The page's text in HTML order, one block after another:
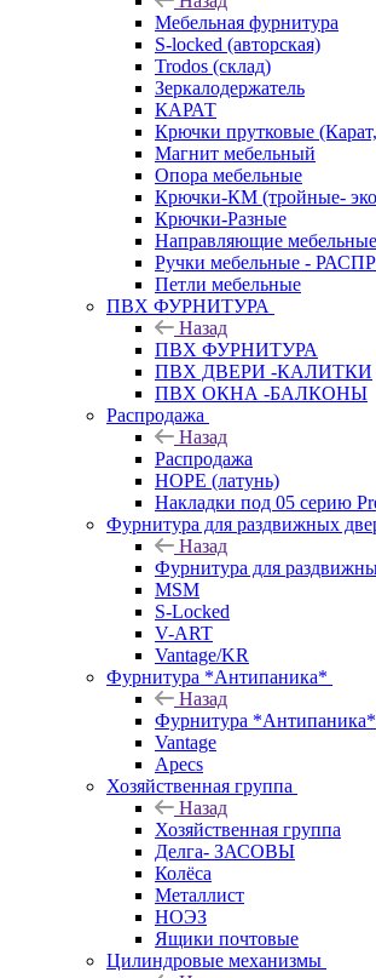
Мебельная фурнитура
S-locked (авторская)
Trodos (склад)
Зеркалодержатель
КАРАТ
Крючки прутковые
Магнит мебельный
Опора мебельные
Крючки-КМ (тройные-
Крючки-Разные
Направляющие
Ручки мебельные -
Петли мебельные
ПВХ ФУРНИТУРА
Назад
ПВХ ФУРНИТУРА
ПВХ ДВЕРИ -КАЛИТКИ
ПВХ ОКНА -БАЛКОНЫ
Распродажа
Назад
Распродажа
HOPE (латунь)
Накладки под 05 серию
Фурнитура для раздвижных
Назад
Фурнитура для
MSM
S-Locked
V-ART
Vantage/KR
Фурнитура *Антипаника*
Назад
Фурнитура *Антипаника*
Vantage
Apecs
Хозяйственная группа
Назад
Хозяйственная группа
Делга- ЗАСОВЫ
Колёса
Металлист
НОЭЗ
Ящики почтовые
Цилиндровые механизмы